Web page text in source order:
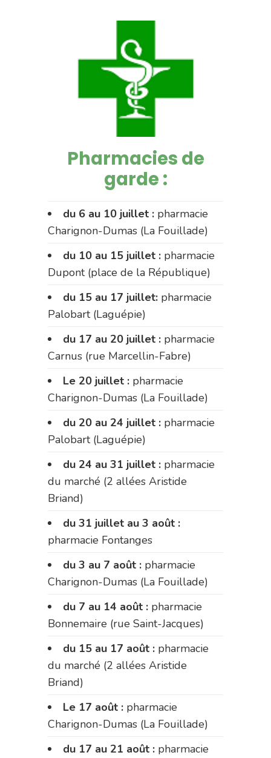
Pharmacies de
garde :
du 6 au 10 juillet : pharmacie
Charignon-Dumas (La Fouillade)
du 10 au 15 juillet : pharmacie
Dupont (place de la République)
du 15 au 17 juillet: pharmacie
Palobart (Laguépie)
du 17 au 20 juillet : pharmacie
Carnus (rue Marcellin-Fabre)
Le 20 juillet : pharmacie
Charignon-Dumas (La Fouillade)
du 20 au 24 juillet : pharmacie
Palobart (Laguépie)
du 24 au 31 juillet : pharmacie
du marché (2 allées Aristide
Briand)
du 31 juillet au 3 août :
pharmacie Fontanges
du 3 au 7 août : pharmacie
Charignon-Dumas (La Fouillade)
du 7 au 14 août : pharmacie
Bonnemaire (rue Saint-Jacques)
du 15 au 17 août : pharmacie
du marché (2 allées Aristide
Briand)
Le 17 août : pharmacie
Charignon-Dumas (La Fouillade)
du 17 au 21 août : pharmacie